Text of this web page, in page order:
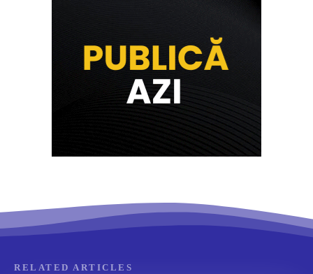
RELATED ARTICLES